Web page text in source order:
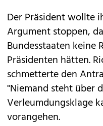
Der Präsident wollte
Argument stoppen,
Bundesstaaten keine
Präsidenten hätten.
schmetterte den
"Niemand steht über
Verleumdungsklage
vorangehen.